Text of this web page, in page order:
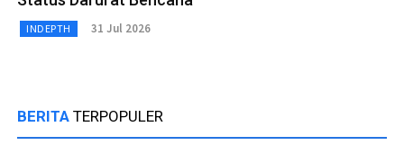
INDEPTH 31 Jul 2026
BERITA TERPOPULER